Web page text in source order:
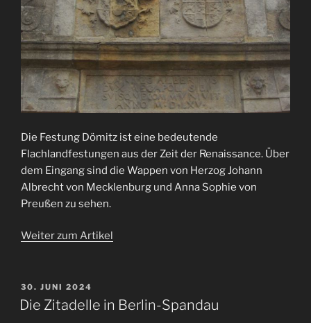
Die Festung Dömitz ist eine bedeutende
Flachlandfestungen aus der Zeit der Renaissance. Über
dem Eingang sind die Wappen von Herzog Johann
Albrecht von Mecklenburg und Anna Sophie von
Preußen zu sehen.
Weiter zum Artikel
VERÖFFENTLICHT
AM
30. JUNI 2024
Die Zitadelle in Berlin-Spandau